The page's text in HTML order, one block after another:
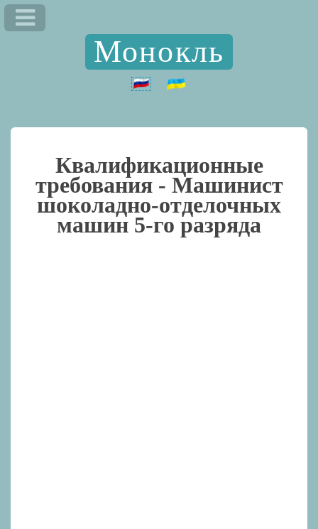
Монокль
Квалификационные
требования - Машинист
шоколадно-отделочных
машин 5-го разряда